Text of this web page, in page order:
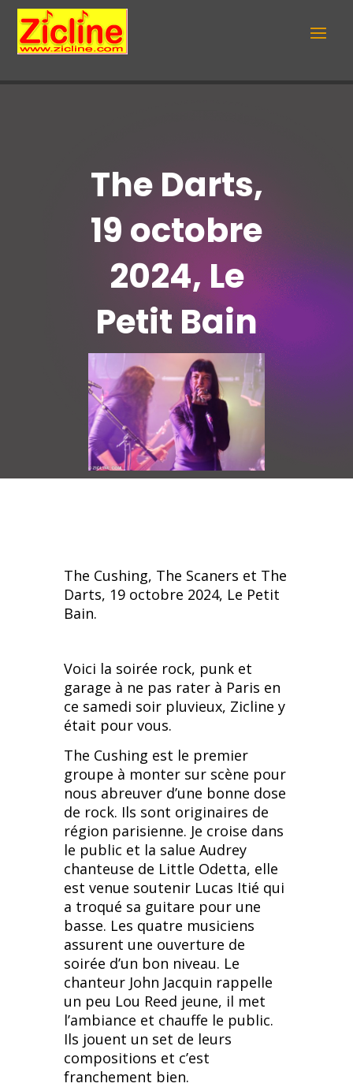
The Darts,
19 octobre
2024, Le
Petit Bain
The Cushing, The Scaners et The
Darts, 19 octobre 2024, Le Petit
Bain.
Voici la soirée rock, punk et
garage à ne pas rater à Paris en
ce samedi soir pluvieux, Zicline y
était pour vous.
The Cushing est le premier
groupe à monter sur scène pour
nous abreuver d’une bonne dose
de rock. Ils sont originaires de
région parisienne. Je croise dans
le public et la salue Audrey
chanteuse de Little Odetta, elle
est venue soutenir Lucas Itié qui
a troqué sa guitare pour une
basse. Les quatre musiciens
assurent une ouverture de
soirée d’un bon niveau. Le
chanteur John Jacquin rappelle
un peu Lou Reed jeune, il met
l’ambiance et chauffe le public.
Ils jouent un set de leurs
compositions et c’est
franchement bien.